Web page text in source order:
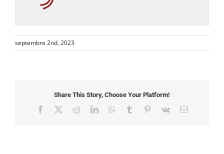
septembre 2nd, 2023
Share This Story, Choose Your Platform!
Facebook RedditLinkedInWhatsApp
Tumblr Pinterest
Vk Email